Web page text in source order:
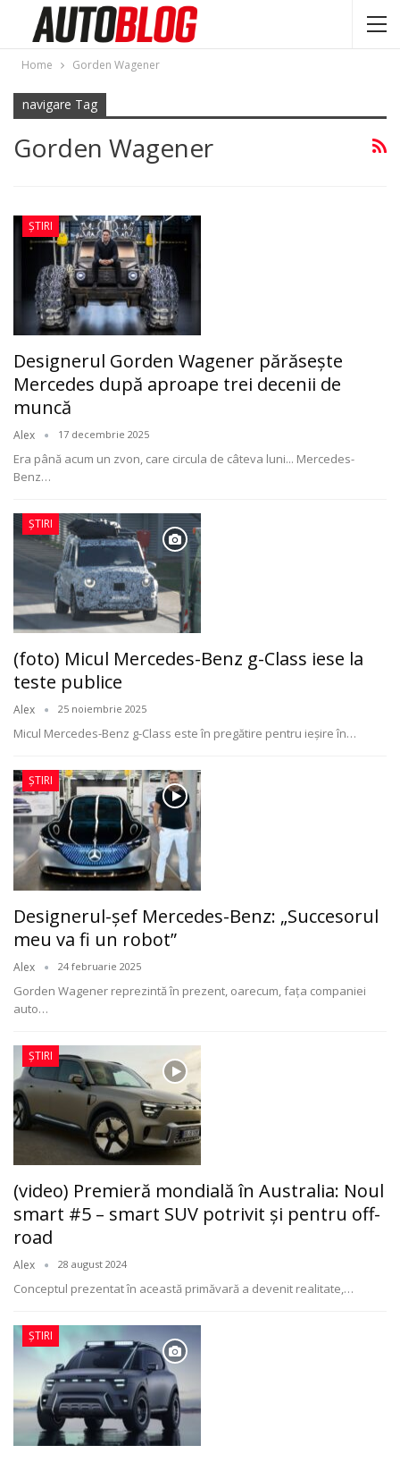
Home Gorden Wagener
navigare Tag
Gorden Wagener
ȘTIRI
Designerul Gorden Wagener părăsește
Mercedes după aproape trei decenii de
muncă
Alex 17 decembrie 2025
Era până acum un zvon, care circula de câteva luni... Mercedes-
Benz…
ȘTIRI
(foto) Micul Mercedes-Benz g-Class iese la
teste publice
Alex 25 noiembrie 2025
Micul Mercedes-Benz g-Class este în pregătire pentru ieșire în…
ȘTIRI
Designerul-șef Mercedes-Benz: „Succesorul
meu va fi un robot”
Alex 24 februarie 2025
Gorden Wagener reprezintă în prezent, oarecum, fața companiei
auto…
ȘTIRI
(video) Premieră mondială în Australia: Noul
smart #5 – smart SUV potrivit și pentru off-
road
Alex 28 august 2024
Conceptul prezentat în această primăvară a devenit realitate,…
ȘTIRI